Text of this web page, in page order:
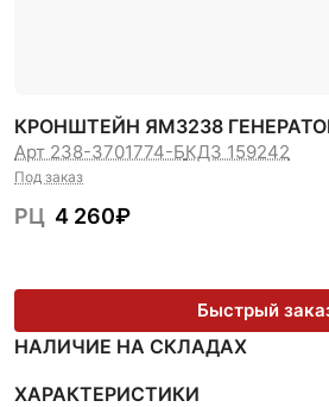
КРОНШТЕЙН ЯМЗ238
Арт 238-3701774-БКДЗ 159242
Под заказ
РЦ 4 260₽
Быстрый
НАЛИЧИЕ НА СКЛАДАХ
ХАРАКТЕРИСТИКИ